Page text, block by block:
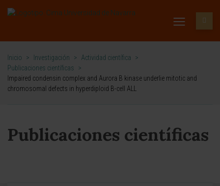
Inicio > Investigación > Actividad científica
>
Publicaciones científicas
>
Impaired condensin complex and Aurora B kinase underlie mitotic and
chromosomal defects in hyperdiploid B-cell ALL
Publicaciones científicas